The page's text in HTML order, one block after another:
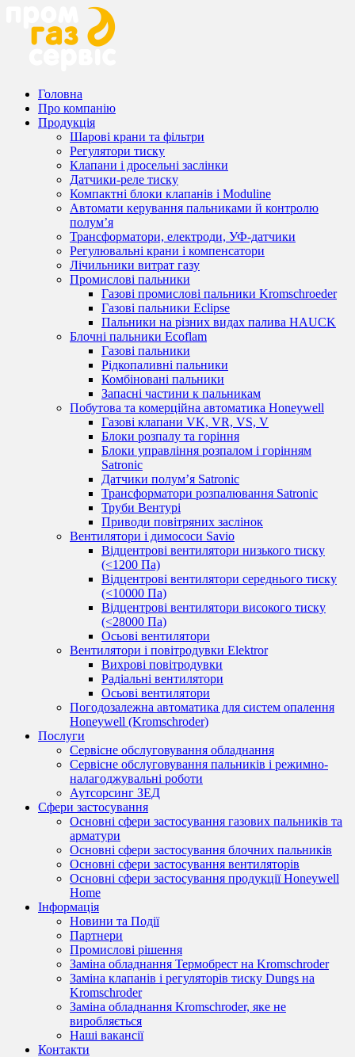
Головна
Про компанію
Продукція
Шарові крани та фільтри
Регулятори тиску
Клапани і дросельні заслінки
Датчики-реле тиску
Компактні блоки клапанів і Moduline
Автомати керування пальниками й контролю
полум’я
Трансформатори, електроди, УФ-датчики
Регулювальні крани і компенсатори
Лічильники витрат газу
Промислові пальники
Газові промислові пальники Kromschroeder
Газові пальники Eclipse
Пальники на різних видах палива HAUCK
Блочні пальники Ecoflam
Газові пальники
Рідкопаливні пальники
Комбіновані пальники
Запасні частини к пальникам
Побутова та комерційна автоматика Honeywell
Газові клапани VK, VR, VS, V
Блоки розпалу та горіння
Блоки управління розпалом і горінням
Satronic
Датчики полум’я Satronic
Трансформатори розпалювання Satronic
Труби Вентурі
Приводи повітряних заслінок
Вентилятори і димососи Savio
Відцентрові вентилятори низького тиску
(<1200 Па)
Відцентрові вентилятори середнього тиску
(<10000 Па)
Відцентрові вентилятори високого тиску
(<28000 Па)
Осьові вентилятори
Вентилятори і повітродувки Elektror
Вихрові повітродувки
Радіальні вентилятори
Осьові вентилятори
Погодозалежна автоматика для систем опалення
Honeywell (Kromschroder)
Послуги
Сервісне обслуговування обладнання
Сервісне обслуговування пальників і режимно-
налагоджувальні роботи
Аутсорсинг ЗЕД
Сфери застосування
Основні сфери застосування газових пальників та
арматури
Основні сфери застосування блочних пальників
Основні сфери застосування вентиляторів
Основні сфери застосування продукції Honeywell
Home
Інформація
Новини та Події
Партнери
Промислові рішення
Заміна обладнання Термобрест на Kromschroder
Заміна клапанів і регуляторів тиску Dungs на
Kromschroder
Заміна обладнання Kromschroder, яке не
виробляється
Наші вакансії
Контакти